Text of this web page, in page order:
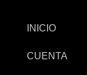
INICIO
CUENTA